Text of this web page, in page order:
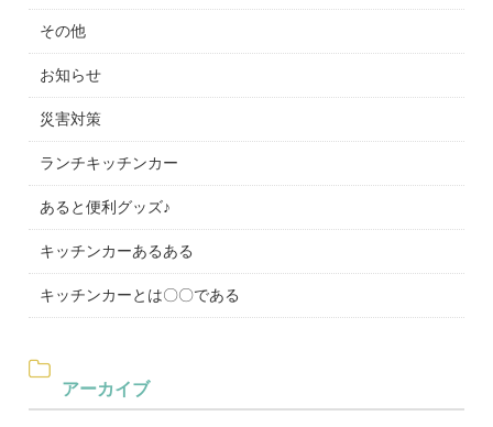
その他
お知らせ
災害対策
ランチキッチンカー
あると便利グッズ♪
キッチンカーあるある
キッチンカーとは〇〇である
アーカイブ